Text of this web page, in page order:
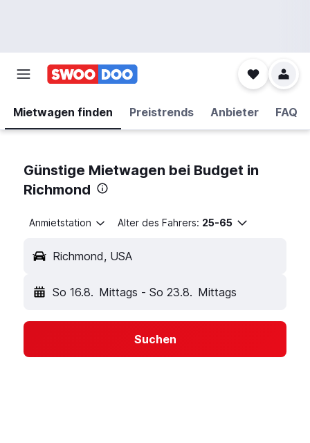
Mietwagen finden Preistrends Anbieter FAQ
Günstige Mietwagen bei Budget in
Richmond
Anmietstation Alter des Fahrers: 25-65
Richmond, USA
So 16.8. Mittags - So 23.8. Mittags
Suchen